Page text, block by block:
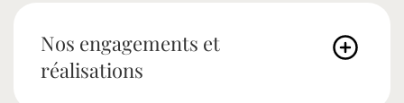
Nos engagements et
réalisations